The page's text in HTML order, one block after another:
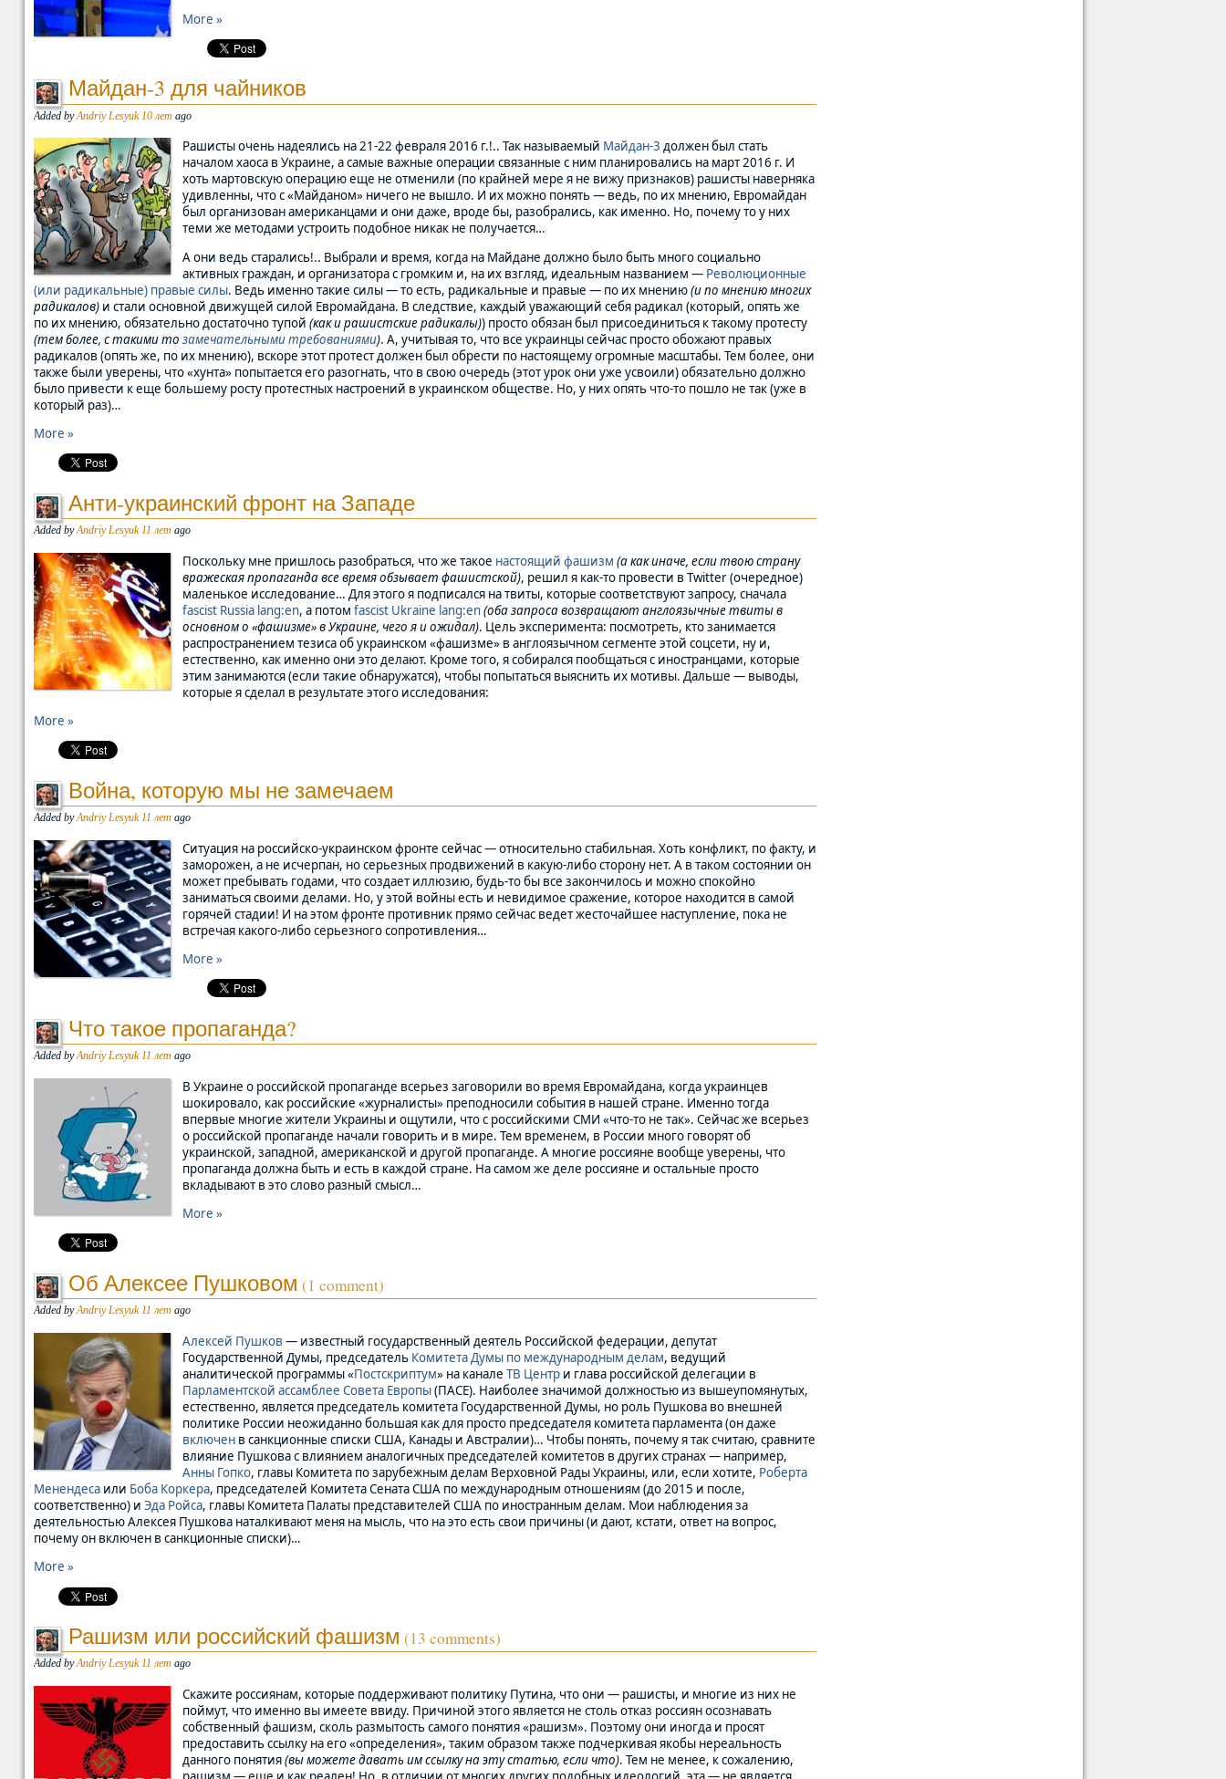
More »
Майдан-3 для чайников
Added byAndriy Lesyuk 10 лет ago
Рашисты очень надеялись на 21-22 февраля 2016 г.!.. Так называемый Майдан-3 должен был стать
началом хаоса в Украине, а самые важные операции связанные с ним планировались на март 2016 г. И
хоть мартовскую операцию еще не отменили (по крайней мере я не вижу признаков) рашисты наверняка
удивленны, что с «Майданом» ничего не вышло. И их можно понять — ведь, по их мнению, Евромайдан
был организован американцами и они даже, вроде бы, разобрались, как именно. Но, почему то у них
теми же методами устроить подобное никак не получается…
А они ведь старались!.. Выбрали и время, когда на Майдане должно было быть много социально
активных граждан, и организатора с громким и, на их взгляд, идеальным названием — Революционные
(или радикальные) правые силы. Ведь именно такие силы — то есть, радикальные и правые — по их мнению(и по мнению многих
радикалов) и стали основной движущей силой Евромайдана. В следствие, каждый уважающий себя радикал (который, опять же
по их мнению, обязательно достаточно тупой (как и рашистские радикалы)) просто обязан был присоединиться к такому протесту
(тем более, с такими то замечательными требованиями). А, учитывая то, что все украинцы сейчас просто обожают правых
радикалов (опять же, по их мнению), вскоре этот протест должен был обрести по настоящему огромные масштабы. Тем более, они
также были уверены, что «хунта» попытается его разогнать, что в свою очередь (этот урок они уже усвоили) обязательно должно
было привести к еще большему росту протестных настроений в украинском обществе. Но, у них опять что-то пошло не так (уже в
который раз)…
More »
Анти-украинский фронт на Западе
Added byAndriy Lesyuk 11 лет ago
Поскольку мне пришлось разобраться, что же такое настоящий фашизм (а как иначе, если твою страну
вражеская пропаганда все время обзывает фашистской), решил я как-то провести в Twitter (очередное)
маленькое исследование… Для этого я подписался на твиты, которые соответствуют запросу, сначала
fascist Russia lang:en, а потомfascist Ukraine lang:en(оба запроса возвращают англоязычные твиты в
основном о «фашизме» в Украине, чего я и ожидал). Цель эксперимента: посмотреть, кто занимается
распространением тезиса об украинском «фашизме» в англоязычном сегменте этой соцсети, ну и,
естественно, как именно они это делают. Кроме того, я собирался пообщаться с иностранцами, которые
этим занимаются (если такие обнаружатся), чтобы попытаться выяснить их мотивы. Дальше — выводы,
которые я сделал в результате этого исследования:
More »
Война, которую мы не замечаем
Added byAndriy Lesyuk 11 лет ago
Ситуация на российско-украинском фронте сейчас — относительно стабильная. Хоть конфликт, по факту, и
заморожен, а не исчерпан, но серьезных продвижений в какую-либо сторону нет. А в таком состоянии он
может пребывать годами, что создает иллюзию, будь-то бы все закончилось и можно спокойно
заниматься своими делами. Но, у этой войны есть и невидимое сражение, которое находится в самой
горячей стадии! И на этом фронте противник прямо сейчас ведет жесточайшее наступление, пока не
встречая какого-либо серьезного сопротивления…
More »
Что такое пропаганда?
Added byAndriy Lesyuk 11 лет ago
В Украине о российской пропаганде всерьез заговорили во время Евромайдана, когда украинцев
шокировало, как российские «журналисты» преподносили события в нашей стране. Именно тогда
впервые многие жители Украины и ощутили, что с российскими СМИ «что-то не так». Сейчас же всерьез
о российской пропаганде начали говорить и в мире. Тем временем, в России много говорят об
украинской, западной, американской и другой пропаганде. А многие россияне вообще уверены, что
пропаганда должна быть и есть в каждой стране. На самом же деле россияне и остальные просто
вкладывают в это слово разный смысл…
More »
Об Алексее Пушковом (1 comment)
Added byAndriy Lesyuk 11 лет ago
Алексей Пушков — известный государственный деятель Российской федерации, депутат
Государственной Думы, председатель Комитета Думы по международным делам, ведущий
аналитической программы «Постскриптум» на каналеТВ Центр и глава российской делегации в
Парламентской ассамблее Совета Европы(ПАСЕ). Наиболее значимой должностью из вышеупомянутых,
естественно, является председатель комитета Государственной Думы, но роль Пушкова во внешней
политике России неожиданно большая как для просто председателя комитета парламента (он даже
включен в санкционные списки США, Канады и Австралии)… Чтобы понять, почему я так считаю, сравните
влияние Пушкова с влиянием аналогичных председателей комитетов в других странах — например,
Анны Гопко, главы Комитета по зарубежным делам Верховной Рады Украины, или, если хотите, Роберта
Менендеса или Боба Коркера, председателей Комитета Сената США по международным отношениям (до 2015 и после,
соответственно) и Эда Ройса, главы Комитета Палаты представителей США по иностранным делам. Мои наблюдения за
деятельностью Алексея Пушкова наталкивают меня на мысль, что на это есть свои причины (и дают, кстати, ответ на вопрос,
почему он включен в санкционные списки)…
More »
Рашизм или российский фашизм (13 comments)
Added byAndriy Lesyuk 11 лет ago
Скажите россиянам, которые поддерживают политику Путина, что они — рашисты, и многие из них не
поймут, что именно вы имеете ввиду. Причиной этого является не столь отказ россиян осознавать
собственный фашизм, сколь размытость самого понятия «рашизм». Поэтому они иногда и просят
предоставить ссылку на его «определения», таким образом также подчеркивая якобы нереальность
данного понятия(вы можете давать им ссылку на эту статью, если что). Тем не менее, к сожалению,